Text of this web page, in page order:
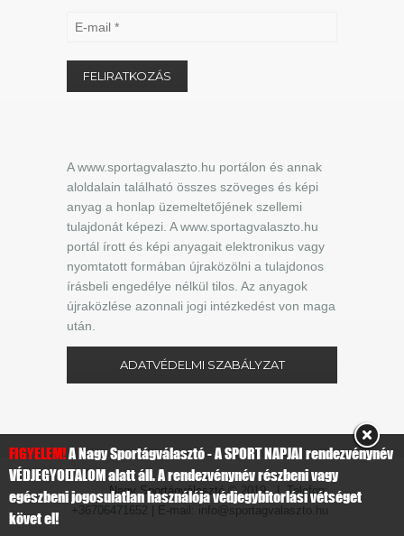
A www.sportagvalaszto.hu portálon és annak
aloldalain található összes szöveges és képi
anyag a honlap üzemeltetőjének szellemi
tulajdonát képezi. A www.sportagvalaszto.hu
portál írott és képi anyagait elektronikus vagy
nyomtatott formában újraközölni a tulajdonos
írásbeli engedélye nélkül tilos. Az anyagok
újraközlése azonnali jogi intézkedést von maga
után.
ADATVÉDELMI SZABÁLYZAT
Nagy Sportágválasztó© 2019 | Telefon:
+36706471652 | E-mail: info@sportagvalaszto.hu
FIGYELEM!A Nagy Sportágválasztó - A SPORT NAPJAI rendezvénynév
VÉDJEGYOLTALOM alatt áll. A rendezvénynév részbeni vagy
egészbeni jogosulatlan használója védjegybitorlási vétséget
követ el!